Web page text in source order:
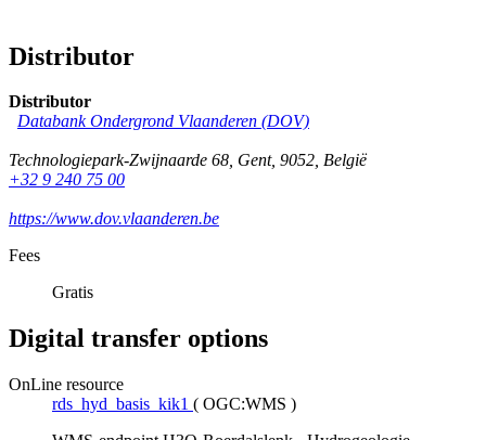
Distributor
Distributor
Databank Ondergrond Vlaanderen (DOV)
Technologiepark-Zwijnaarde 68, Gent, 9052, België
+32 9 240 75 00
https://www.dov.vlaanderen.be
Fees
Gratis
Digital transfer options
OnLine resource
rds_hyd_basis_kik1 ( OGC:WMS )